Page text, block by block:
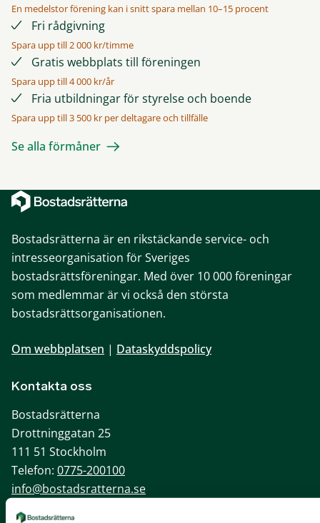
En medelstor förening kan i snitt spara mellan 10–15 procent
Fri rådgivning
Spara upp till 2 000 kr/timme
Gratis webbplats till föreningen
Spara upp till 4 000 kr/år
Fria utbildningar för styrelse och boende
Spara upp till 3 500 kr per deltagare och tillfälle
Se alla förmåner
Bostadsrätterna är en rikstäckande service- och
intresseorganisation för Sveriges
bostadsrättsföreningar. Med över 10 000 föreningar
som medlemmar är vi också den största
bostadsrättsorganisationen.
Om webbplatsen | Dataskyddspolicy
Kontakta oss
Bostadsrätterna
Drottninggatan 25
111 51 Stockholm
Telefon: 0775-200100
info@bostadsratterna.se